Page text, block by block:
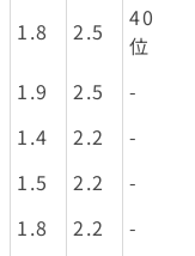
1.8 2.5
40
位
1.9 2.5
-
1.4 2.2
-
1.5 2.2
-
1.8 2.2
-